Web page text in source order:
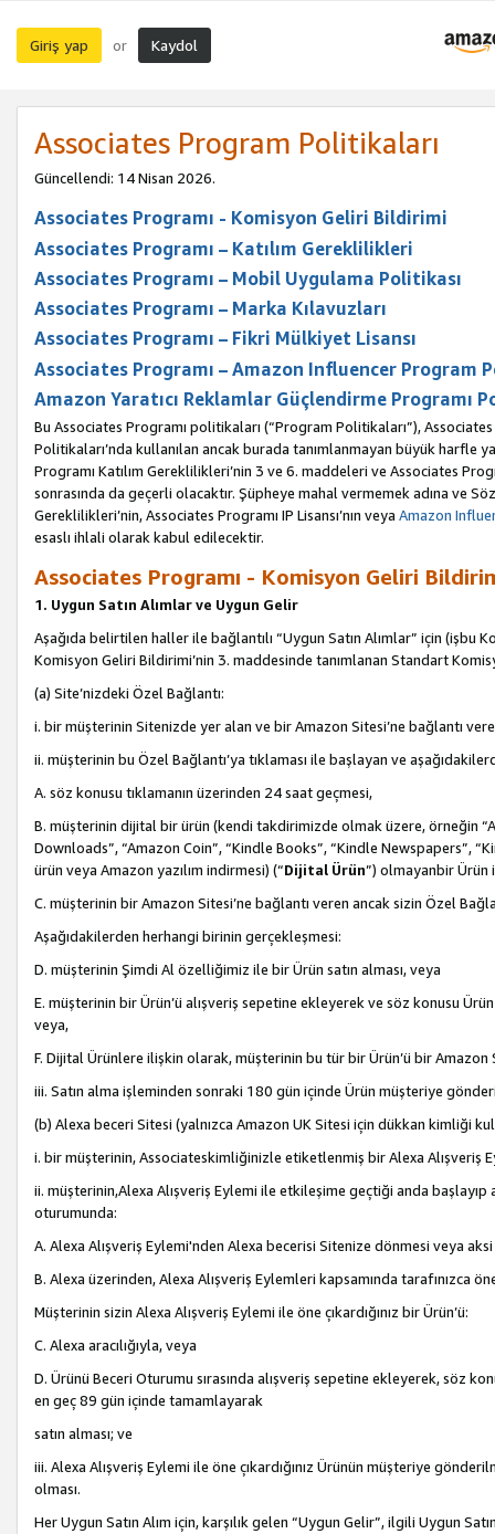
Giriş yap or Kaydol
Associates Program Politikaları
Güncellendi: 14 Nisan 2026.
Associates Programı - Komisyon Geliri Bildirimi
Associates Programı – Katılım Gereklilikleri
Associates Programı – Mobil Uygulama Politikası
Associates Programı – Marka Kılavuzları
Associates Programı – Fikri Mülkiyet Lisansı
Associates Programı – Amazon Influencer Program
Amazon Yaratıcı Reklamlar Güçlendirme Programı
Bu Associates Programı politikaları (“Program Politikaları”),
Politikaları’nda kullanılan ancak burada tanımlanmayan büyük harfle
Programı Katılım Gereklilikleri’nin 3 ve 6. maddeleri ve Associates
sonrasında da geçerli olacaktır. Şüpheye mahal vermemek adına ve
Gereklilikleri’nin, Associates Programı IP Lisansı’nın veya Amazon
esaslı ihlali olarak kabul edilecektir.
Associates Programı - Komisyon Geliri
1. Uygun Satın Alımlar ve Uygun Gelir
Aşağıda belirtilen haller ile bağlantılı “Uygun Satın Alımlar” için
Komisyon Geliri Bildirimi’nin 3. maddesinde tanımlanan Standart
(a) Site’nizdeki Özel Bağlantı:
i. bir müşterinin Sitenizde yer alan ve bir Amazon Sitesi’ne bağlantı
ii. müşterinin bu Özel Bağlantı’ya tıklaması ile başlayan ve
A. söz konusu tıklamanın üzerinden 24 saat geçmesi,
B. müşterinin dijital bir ürün (kendi takdirimizde olmak üzere, örneğin
Downloads”, “Amazon Coin”, “Kindle Books”, “Kindle Newspapers”,
ürün veya Amazon yazılım indirmesi) (“Dijital Ürün”) olmayanbir Ürün
C. müşterinin bir Amazon Sitesi’ne bağlantı veren ancak sizin Özel
Aşağıdakilerden herhangi birinin gerçekleşmesi:
D. müşterinin Şimdi Al özelliğimiz ile bir Ürün satın alması, veya
E. müşterinin bir Ürün’ü alışveriş sepetine ekleyerek ve söz konusu
veya,
F. Dijital Ürünlere ilişkin olarak, müşterinin bu tür bir Ürün’ü bir Amazon
iii. Satın alma işleminden sonraki 180 gün içinde Ürün müşteriye
(b) Alexa beceri Sitesi (yalnızca Amazon UK Sitesi için dükkan kimliği
i. bir müşterinin, Associateskimliğinizle etiketlenmiş bir Alexa Alışveriş
ii. müşterinin,Alexa Alışveriş Eylemi ile etkileşime geçtiği anda
oturumunda:
A. Alexa Alışveriş Eylemi'nden Alexa becerisi Sitenize dönmesi veya
B. Alexa üzerinden, Alexa Alışveriş Eylemleri kapsamında tarafınızca
Müşterinin sizin Alexa Alışveriş Eylemi ile öne çıkardığınız bir Ürün’ü:
C. Alexa aracılığıyla, veya
D. Ürünü Beceri Oturumu sırasında alışveriş sepetine ekleyerek, söz
en geç 89 gün içinde tamamlayarak
satın alması; ve
iii. Alexa Alışveriş Eylemi ile öne çıkardığınız Ürünün müşteriye
olması.
Her Uygun Satın Alım için, karşılık gelen “Uygun Gelir”, ilgili Uygun